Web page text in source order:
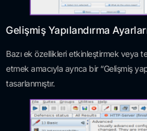
Gelişmiş Yapılandırma
Bazı ek özellikleri etkinleştirmek veya
etmek amacıyla ayrıca bir “Gelişmiş
tasarlanmıştır.